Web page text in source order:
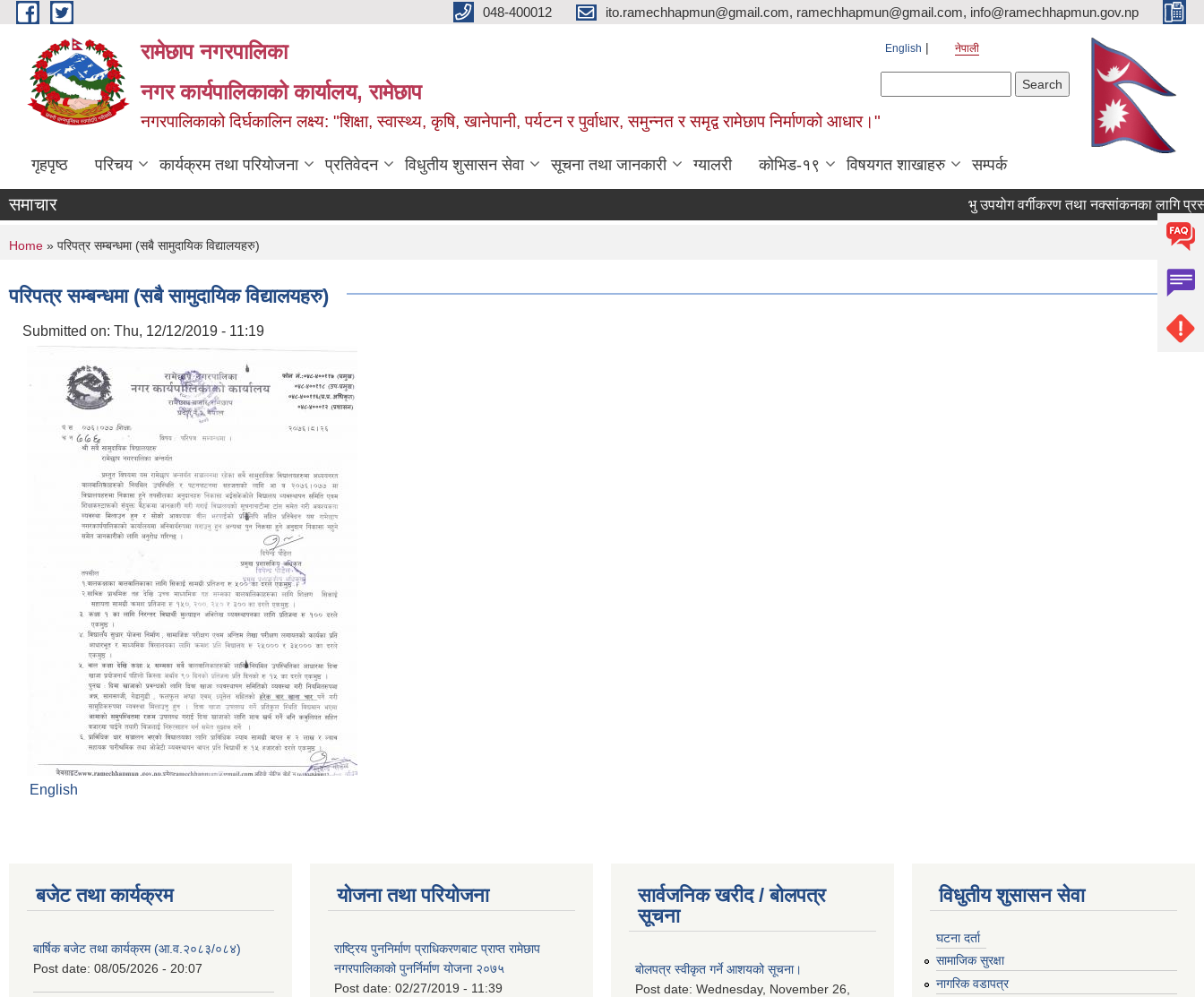
Skip to main content 048-400012 ito.ramechhapmun@gmail.com, ramechhapmun@gmail.com, info@ramechhapmun.gov.np
रामेछाप नगरपालिका
नगर कार्यपालिकाको कार्यालय, रामेछाप
नगरपालिकाको दिर्घकालिन लक्ष्य: "शिक्षा, स्वास्थ्य, कृषि, खानेपानी, पर्यटन र पुर्वाधार, समुन्नत र समृद्व रामेछाप निर्माणको आधार।"
English नेपाली
गृहपृष्ठ परिचय कार्यक्रम तथा परियोजना प्रतिवेदन विधुतीय शुसासन सेवा सूचना तथा जानकारी ग्यालरी कोभिड-१९ विषयगत शाखाहरु सम्पर्क
समाचार भु उपयोग वर्गीकरण तथा नक्सांकनका लागि प्रस्ताव
You are here
Home » परिपत्र सम्बन्धमा (सबै सामुदायिक विद्यालयहरु)
परिपत्र सम्बन्धमा (सबै सामुदायिक विद्यालयहरु)
Submitted on: Thu, 12/12/2019 - 11:19
English
बजेट तथा कार्यक्रम
बार्षिक बजेट तथा कार्यक्रम (आ.व.२०८३/०८४)
Post date: 08/05/2026 - 20:07
योजना तथा परियोजना
राष्ट्रिय पुननिर्माण प्राधिकरणबाट प्राप्त रामेछाप
नगरपालिकाको पुनर्निर्माण योजना २०७५
Post date: 02/27/2019 - 11:39
सार्वजनिक खरीद / बोलपत्र
सूचना
बोलपत्र स्वीकृत गर्ने आशयको सूचना।
Post date: Wednesday, November 26,
विधुतीय शुसासन सेवा
घटना दर्ता
सामाजिक सुरक्षा
नागरिक वडापत्र